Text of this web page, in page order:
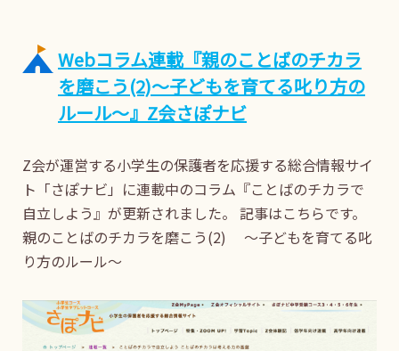
Webコラム連載『親のことばのチカラ
を磨こう(2)～子どもを育てる叱り方の
ルール～』Z会さぽナビ
Z会が運営する小学生の保護者を応援する総合情報サイ
ト「さぽナビ」に連載中のコラム『ことばのチカラで
自立しよう』が更新されました。 記事はこちらです。
親のことばのチカラを磨こう(2) ～子どもを育てる叱
り方のルール～